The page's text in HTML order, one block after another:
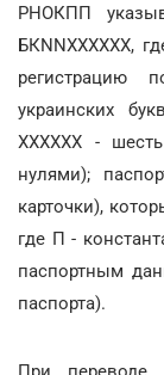
РНОКПП
БКNNXXXXXX,
украинских
XXXXXX -
нулями);
карточки),
где П -
паспортным
паспорта).